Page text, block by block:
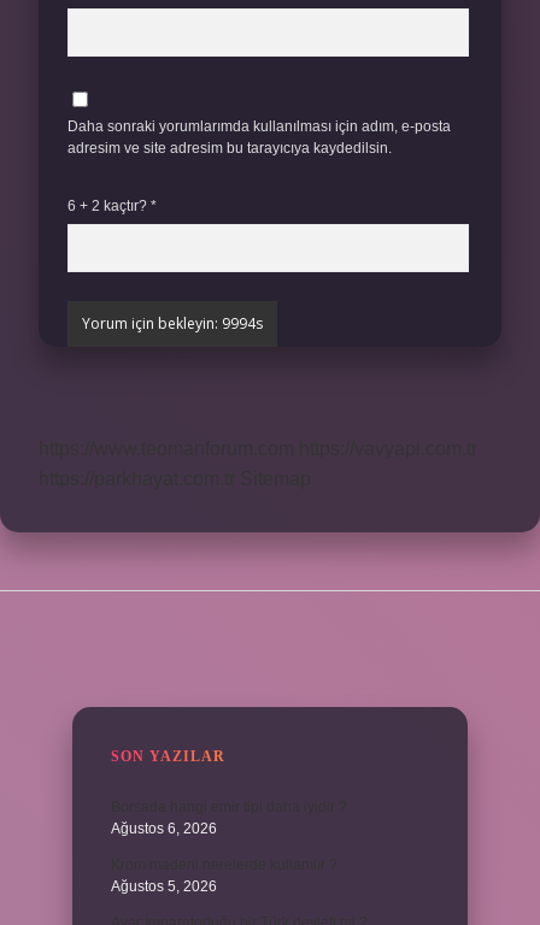
Daha sonraki yorumlarımda kullanılması için adım, e-posta
adresim ve site adresim bu tarayıcıya kaydedilsin.
6 + 2 kaçtır? *
SON YAZILAR
Ağustos 6, 2026
Ağustos 5, 2026